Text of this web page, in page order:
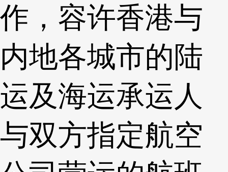
作，容许香港与
内地各城市的陆
运及海运承运人
与双方指定航空